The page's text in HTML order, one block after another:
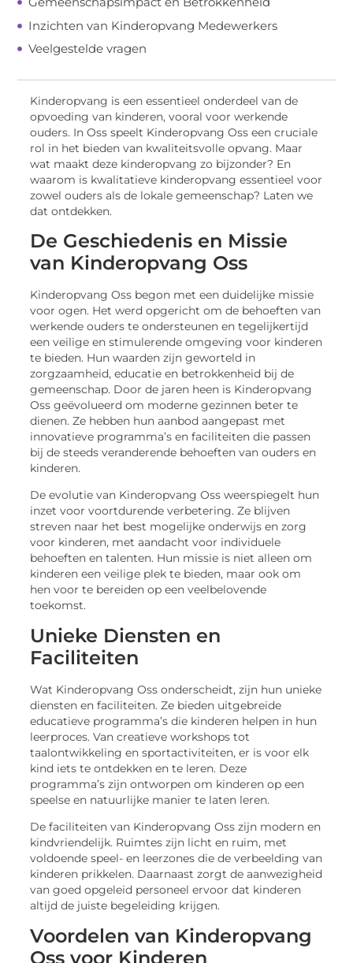
Inzichten van Kinderopvang Medewerkers
Veelgestelde vragen
Kinderopvang is een essentieel onderdeel van de
opvoeding van kinderen, vooral voor werkende
ouders. In Oss speelt Kinderopvang Oss een cruciale
rol in het bieden van kwaliteitsvolle opvang. Maar
wat maakt deze kinderopvang zo bijzonder? En
waarom is kwalitatieve kinderopvang essentieel voor
zowel ouders als de lokale gemeenschap? Laten we
dat ontdekken.
De Geschiedenis en Missie
van Kinderopvang Oss
Kinderopvang Oss begon met een duidelijke missie
voor ogen. Het werd opgericht om de behoeften van
werkende ouders te ondersteunen en tegelijkertijd
een veilige en stimulerende omgeving voor kinderen
te bieden. Hun waarden zijn geworteld in
zorgzaamheid, educatie en betrokkenheid bij de
gemeenschap. Door de jaren heen is Kinderopvang
Oss geëvolueerd om moderne gezinnen beter te
dienen. Ze hebben hun aanbod aangepast met
innovatieve programma’s en faciliteiten die passen
bij de steeds veranderende behoeften van ouders en
kinderen.
De evolutie van Kinderopvang Oss weerspiegelt hun
inzet voor voortdurende verbetering. Ze blijven
streven naar het best mogelijke onderwijs en zorg
voor kinderen, met aandacht voor individuele
behoeften en talenten. Hun missie is niet alleen om
kinderen een veilige plek te bieden, maar ook om
hen voor te bereiden op een veelbelovende
toekomst.
Unieke Diensten en
Faciliteiten
Wat Kinderopvang Oss onderscheidt, zijn hun unieke
diensten en faciliteiten. Ze bieden uitgebreide
educatieve programma’s die kinderen helpen in hun
leerproces. Van creatieve workshops tot
taalontwikkeling en sportactiviteiten, er is voor elk
kind iets te ontdekken en te leren. Deze
programma’s zijn ontworpen om kinderen op een
speelse en natuurlijke manier te laten leren.
De faciliteiten van Kinderopvang Oss zijn modern en
kindvriendelijk. Ruimtes zijn licht en ruim, met
voldoende speel- en leerzones die de verbeelding van
kinderen prikkelen. Daarnaast zorgt de aanwezigheid
van goed opgeleid personeel ervoor dat kinderen
altijd de juiste begeleiding krijgen.
Voordelen van Kinderopvang
Oss voor Kinderen